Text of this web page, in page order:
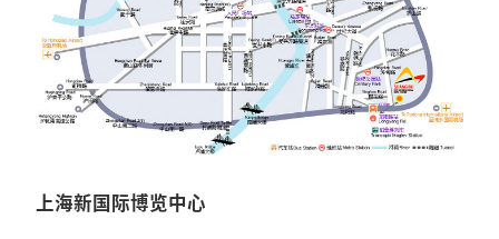
上海新国际博览中心